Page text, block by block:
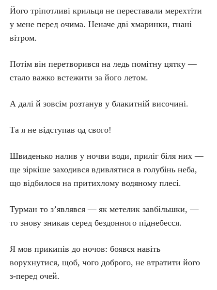
Його тріпотливі крильця не переставали мерехтіти
у мене перед очима. Неначе дві хмаринки, гнані
вітром.
Потім він перетворився на ледь помітну цятку —
стало важко встежити за його летом.
А далі й зовсім розтанув у блакитній височині.
Та я не відступав од свого!
Швиденько налив у ночви води, приліг біля них —
ще зіркіше заходився вдивлятися в голубінь неба,
що відбилося на притихлому водяному плесі.
Турман то з’являвся — як метелик завбільшки, —
то знову зникав серед бездонного піднебесся.
Я мов прикипів до ночов: боявся навіть
ворухнутися, щоб, чого доброго, не втратити його
з-перед очей.